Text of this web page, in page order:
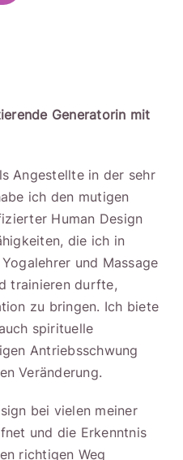
Generatorin mit
Angestellte in der sehr
ich den mutigen
Human Design
die ich in
und Massage
trainieren durfte,
zu bringen. Ich biete
spirituelle
Antriebsschwung
Veränderung.
bei vielen meiner
und die Erkenntnis
richtigen Weg